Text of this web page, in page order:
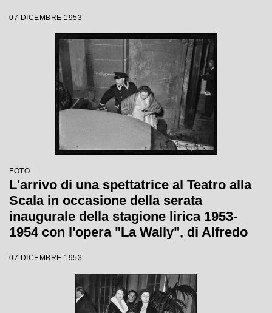
Giulini, con la regia di Tatiana Pavlova
07 DICEMBRE 1953
FOTO
L'arrivo di una spettatrice al Teatro alla
Scala in occasione della serata
inaugurale della stagione lirica 1953-
1954 con l'opera "La Wally", di Alfredo
con la regia di Tatiana Pavlova
07 DICEMBRE 1953